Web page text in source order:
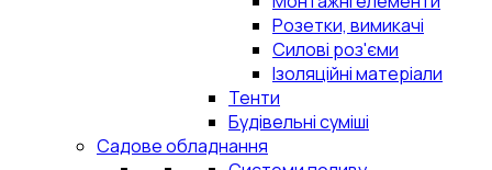
Розетки, вимикачі
Силові роз'єми
Ізоляційні матеріали
Тенти
Будівельні суміші
Садове обладнання